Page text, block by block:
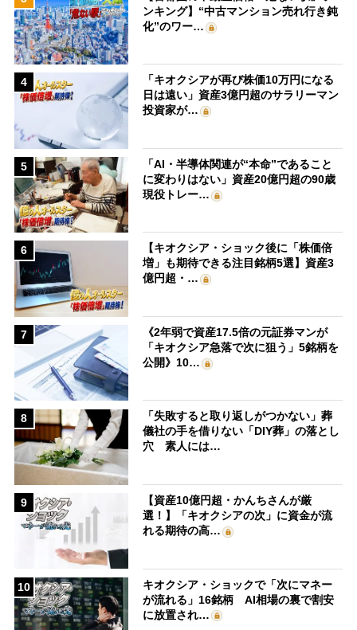
ンキング】“中古マンション売れ行き鈍
化”のワー…
4
「キオクシアが再び株価10万円になる
日は遠い」資産3億円超のサラリーマン
投資家が…
5
「AI・半導体関連が“本命”であること
に変わりはない」資産20億円超の90歳
現役トレー…
6
【キオクシア・ショック後に「株価倍
増」も期待できる注目銘柄5選】資産3
億円超・…
7
《2年弱で資産17.5倍の元証券マンが
「キオクシア急落で次に狙う」5銘柄を
公開》10…
8
「失敗すると取り返しがつかない」葬
儀社の手を借りない「DIY葬」の落とし
穴 素人には…
9
【資産10億円超・かんちさんが厳
選！】「キオクシアの次」に資金が流
れる期待の高…
10
キオクシア・ショックで「次にマネー
が流れる」16銘柄 AI相場の裏で割安
に放置され…